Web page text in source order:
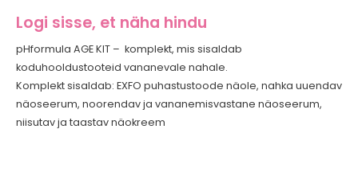
Logi sisse, et näha hindu
pHformula AGE KIT – komplekt, mis sisaldab
koduhooldustooteid vananevale nahale.
Komplekt sisaldab: EXFO puhastustoode näole, nahka uuendav
näoseerum, noorendav ja vananemisvastane näoseerum,
niisutav ja taastav näokreem